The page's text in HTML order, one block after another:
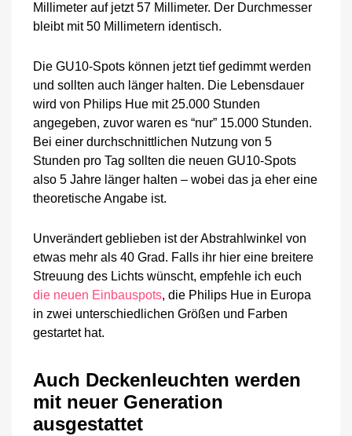
Millimeter auf jetzt 57 Millimeter. Der Durchmesser
bleibt mit 50 Millimetern identisch.
Die GU10-Spots können jetzt tief gedimmt werden
und sollten auch länger halten. Die Lebensdauer
wird von Philips Hue mit 25.000 Stunden
angegeben, zuvor waren es “nur” 15.000 Stunden.
Bei einer durchschnittlichen Nutzung von 5
Stunden pro Tag sollten die neuen GU10-Spots
also 5 Jahre länger halten – wobei das ja eher eine
theoretische Angabe ist.
Unverändert geblieben ist der Abstrahlwinkel von
etwas mehr als 40 Grad. Falls ihr hier eine breitere
Streuung des Lichts wünscht, empfehle ich euch
die neuen Einbauspots, die Philips Hue in Europa
in zwei unterschiedlichen Größen und Farben
gestartet hat.
Auch Deckenleuchten werden
mit neuer Generation
ausgestattet